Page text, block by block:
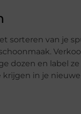
sorteren van je
dozen en label
in je nieuwe